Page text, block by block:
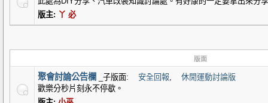
版主: 丫 必
版面
聚會討論公告欄 _子版面: 安全回報,
休閒運動討論版
歡樂分秒片刻永不停歇。